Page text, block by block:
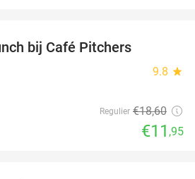
bij Café Pitchers
9.8 star
Regulier €18,60
€11 ,95